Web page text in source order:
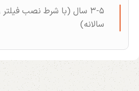
۳-۵ سال (با شرط نصب
سالانه)